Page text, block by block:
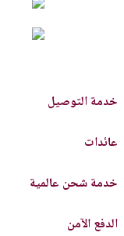
خدمة التوصيل
عائدات
خدمة شحن عالمية
الدفع الآمن